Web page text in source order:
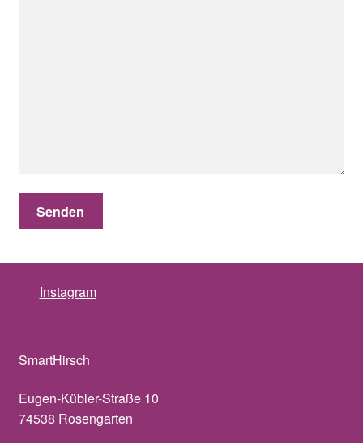
Instagram
SmartHirsch
Eugen-Kübler-Straße 10
74538 Rosengarten